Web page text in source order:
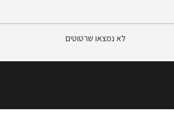
לא נמצאו שרטוטים